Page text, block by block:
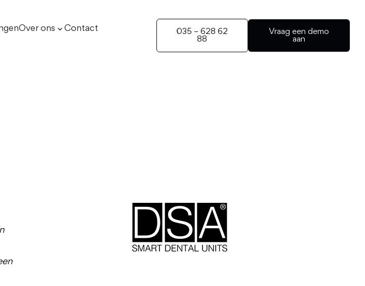
Over ons Contact
035 – 628 62
88
Vraag een demo
aan